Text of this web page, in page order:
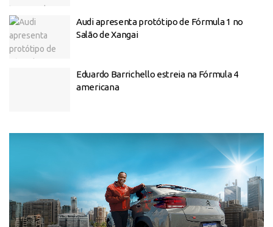
Audi apresenta protótipo de Fórmula 1 no
Salão de Xangai
Eduardo Barrichello estreia na Fórmula 4
americana